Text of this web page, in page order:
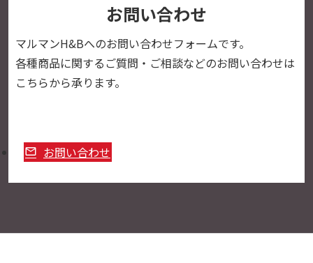
お問い合わせ
マルマンH&Bへのお問い合わせフォームです。
各種商品に関するご質問・ご相談などのお問い合わせは
こちらから承ります。
お問い合わせ